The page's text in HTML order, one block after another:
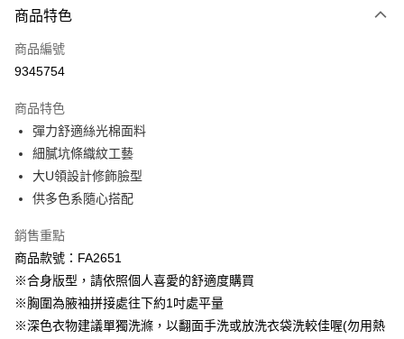
付款後全家取貨
萊爾富取貨付款
付款後萊爾富取貨
每筆NT$60，滿NT$1,000(含以上)免運費
7-11取貨付款
每筆NT$60，滿NT$1,000(含以上)免運費
付款後7-11取貨
每筆NT$60，滿NT$1,000(含以上)免運費
宅配
每筆NT$120，滿NT$1,000(含以上)免運費
商品特色
商品編號
9345754
商品特色
彈力舒適絲光棉面料
細膩坑條織紋工藝
大U領設計修飾臉型
供多色系隨心搭配
銷售重點
商品款號：FA2651
※合身版型，請依照個人喜愛的舒適度購買
※胸圍為腋袖拼接處往下約1吋處平量
※深色衣物建議單獨洗滌，以翻面手洗或放洗衣袋洗較佳喔(勿用熱